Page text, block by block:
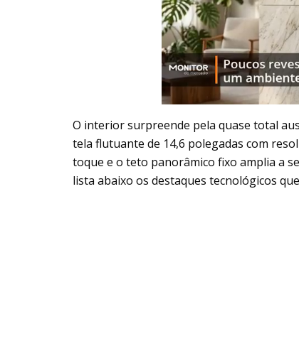
O interior surpreende pela quase total
tela flutuante de 14,6 polegadas com
toque e o teto panorâmico fixo amplia a
lista abaixo os destaques tecnológicos